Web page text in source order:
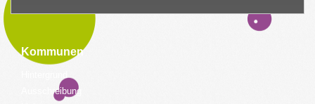
Kommunen
Ausschreibung